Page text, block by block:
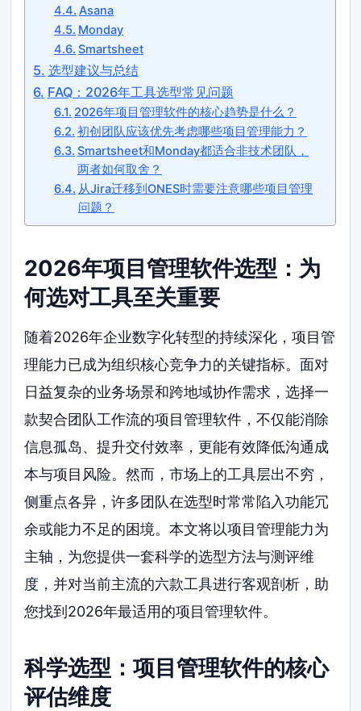
Asana
Monday
Smartsheet
选型建议与总结
FAQ：2026年工具选型常见问题
2026年项目管理软件的核心趋势是什么？
初创团队应该优先考虑哪些项目管理能力？
Smartsheet和Monday都适合非技术团队，
两者如何取舍？
从Jira迁移到ONES时需要注意哪些项目管理
问题？
2026年项目管理软件选型：为
何选对工具至关重要
随着2026年企业数字化转型的持续深化，项目管
理能力已成为组织核心竞争力的关键指标。面对
日益复杂的业务场景和跨地域协作需求，选择一
款契合团队工作流的项目管理软件，不仅能消除
信息孤岛、提升交付效率，更能有效降低沟通成
本与项目风险。然而，市场上的工具层出不穷，
侧重点各异，许多团队在选型时常常陷入功能冗
余或能力不足的困境。本文将以项目管理能力为
主轴，为您提供一套科学的选型方法与测评维
度，并对当前主流的六款工具进行客观剖析，助
您找到2026年最适用的项目管理软件。
科学选型：项目管理软件的核心
评估维度